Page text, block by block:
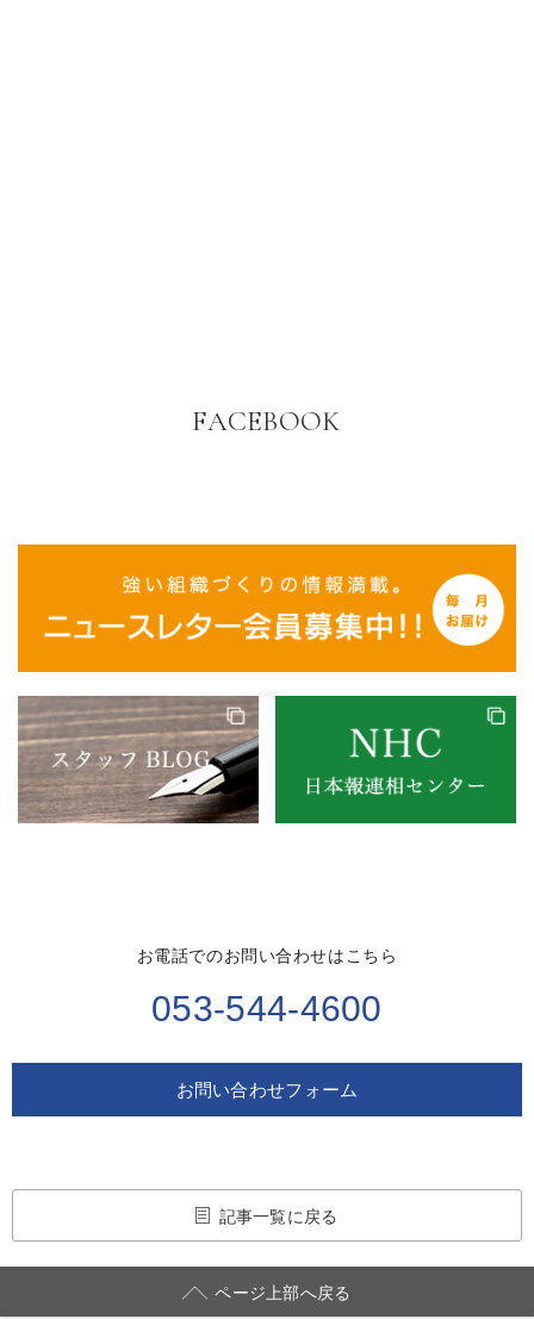
FACEBOOK
お電話でのお問い合わせはこちら
053-544-4600
お問い合わせフォーム
記事一覧に戻る
ページ上部へ戻る